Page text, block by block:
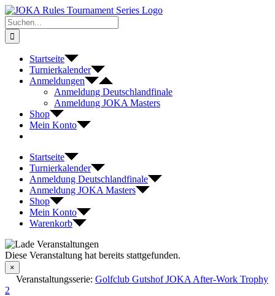
Zum
Inhalt
springen
Suche
nach:
Startseite
Turnierkalender
Anmeldungen
Anmeldung Deutschlandfinale
Anmeldung JOKA Masters
Shop
Mein Konto
Startseite
Turnierkalender
Anmeldung Deutschlandfinale
Anmeldung JOKA Masters
Shop
Mein Konto
Warenkorb
Diese Veranstaltung hat bereits stattgefunden.
×
Veranstaltungsserie: Golfclub Gutshof JOKA After-Work Trophy
2